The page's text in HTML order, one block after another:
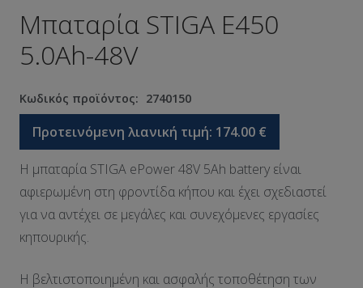
Μπαταρία STIGA Ε450
5.0Ah-48V
Κωδικός προϊόντος: 2740150
Προτεινόμενη λιανική τιμή: 174.00 €
Η μπαταρία STIGA ePower 48V 5Ah battery είναι
αφιερωμένη στη φροντίδα κήπου και έχει σχεδιαστεί
για να αντέχει σε μεγάλες και συνεχόμενες εργασίες
κηπουρικής.
Η βελτιστοποιημένη και ασφαλής τοποθέτηση των